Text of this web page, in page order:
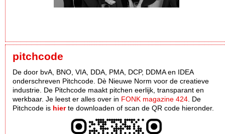
pitchcode
De door bvA, BNO, VIA, DDA, PMA, DCP, DDMA en IDEA
onderschreven Pitchcode. Dè Nieuwe Norm voor de creatieve
industrie. De Pitchcode maakt pitchen eerlijk, transparant en
werkbaar. Je leest er alles over in FONK magazine 424 . De
Pitchcode is hierte downloaden of scan de QR code hieronder.